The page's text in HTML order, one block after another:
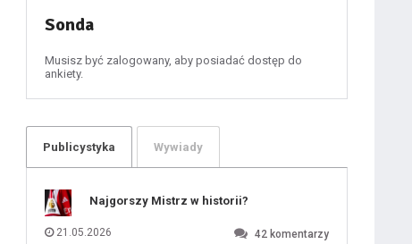
Sonda
Musisz być zalogowany, aby posiadać dostęp do
ankiety.
Publicystyka Wywiady
Najgorszy Mistrz w historii?
21.05.2026 42 komentarzy